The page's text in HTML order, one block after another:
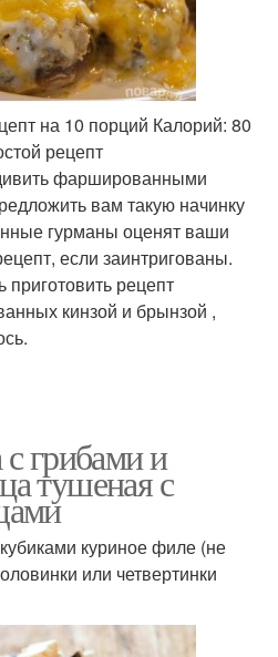
на 10 порций Калорий: 80
рецепт
фаршированными
вам такую начинку
гурманы оценят ваши
если заинтригованы.
рецепт
кинзой и брынзой ,
грибами и
тушеная с
куриное филе (не
или четвертинки